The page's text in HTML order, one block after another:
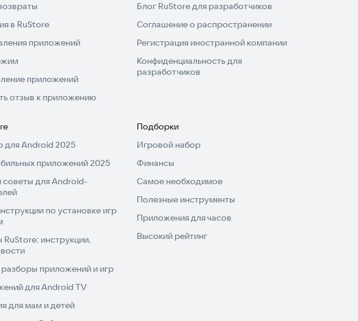
в RuStore
приложений
приложений
отзыв к приложению
Блог RuStore для разработчиков
Соглашение о распространении
Регистрация иностранной компании
Конфиденциальность для
разработчиков
для Android 2025
приложений 2025
советы для Android-
по установке игр
инструкции,
приложений и игр
для Android TV
для мам и детей
Подборки
Игровой набор
Финансы
Самое необходимое
Полезные инструменты
Приложения для часов
Высокий рейтинг